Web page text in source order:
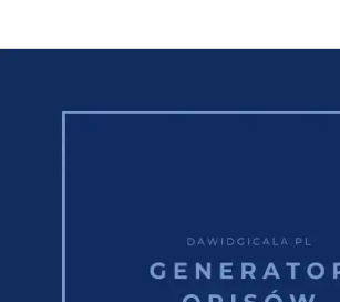
podobna
Booking